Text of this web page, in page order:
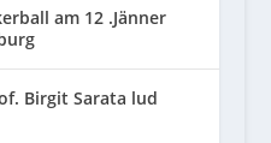
am 12 .Jänner
Birgit Sarata lud